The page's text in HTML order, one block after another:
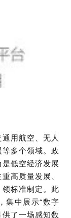
用航空、无人
多个领域。政
低空经济发展
高质量发展、
标准制定。此
集中展示“数字
了一场感知数